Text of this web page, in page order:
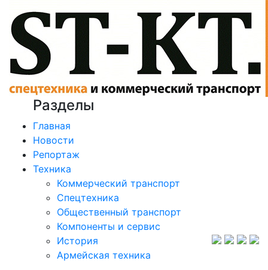
Разделы
Главная
Новости
Репортаж
Техника
Коммерческий транспорт
Спецтехника
Общественный транспорт
Компоненты и сервис
История
Армейская техника